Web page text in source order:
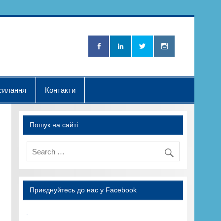
Хвилька"
Контакти
Пошук на сайті
Приєднуйтесь до нас у Facebook